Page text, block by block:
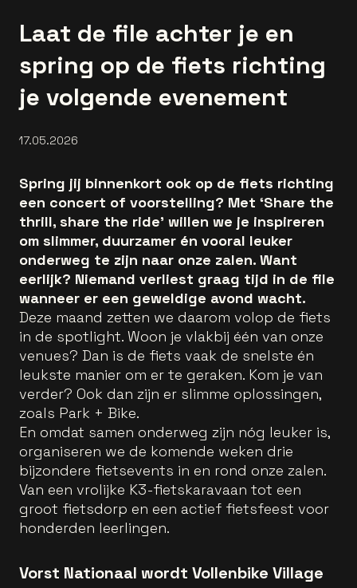
Laat de file achter je en
spring op de fiets richting
je volgende evenement
17.05.2026
Spring jij binnenkort ook op de fiets richting
een concert of voorstelling? Met ‘Share the
thrill, share the ride’ willen we je inspireren
om slimmer, duurzamer én vooral leuker
onderweg te zijn naar onze zalen. Want
eerlijk? Niemand verliest graag tijd in de file
wanneer er een geweldige avond wacht.
Deze maand zetten we daarom volop de fiets
in de spotlight. Woon je vlakbij één van onze
venues? Dan is de fiets vaak de snelste én
leukste manier om er te geraken. Kom je van
verder? Ook dan zijn er slimme oplossingen,
zoals Park + Bike.
En omdat samen onderweg zijn nóg leuker is,
organiseren we de komende weken drie
bijzondere fietsevents in en rond onze zalen.
Van een vrolijke K3-fietskaravaan tot een
groot fietsdorp en een actief fietsfeest voor
honderden leerlingen.
Vorst Nationaal wordt Vollenbike Village